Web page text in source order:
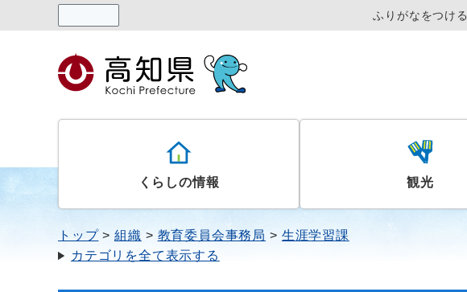
ふりがなをつける
くらしの情報 観光
トップ 組織 教育委員会事務局
生涯学習課
カテゴリを全て表示する